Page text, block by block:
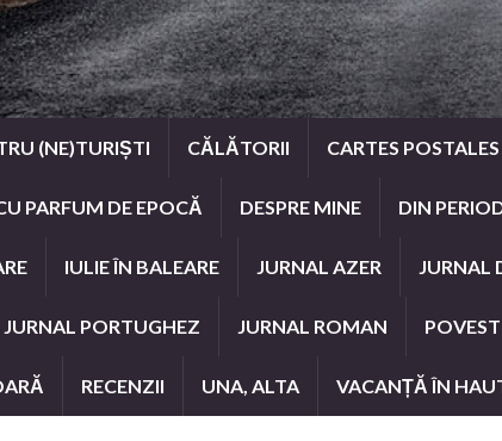
(NE)TURIȘTI CĂLĂTORII CARTES POSTALES
PARFUM DE EPOCĂ DESPRE MINE DIN
IULIE ÎN BALEARE JURNAL AZER JURNAL
JURNAL PORTUGHEZ JURNAL ROMAN
RECENZII UNA, ALTA VACANȚĂ ÎN